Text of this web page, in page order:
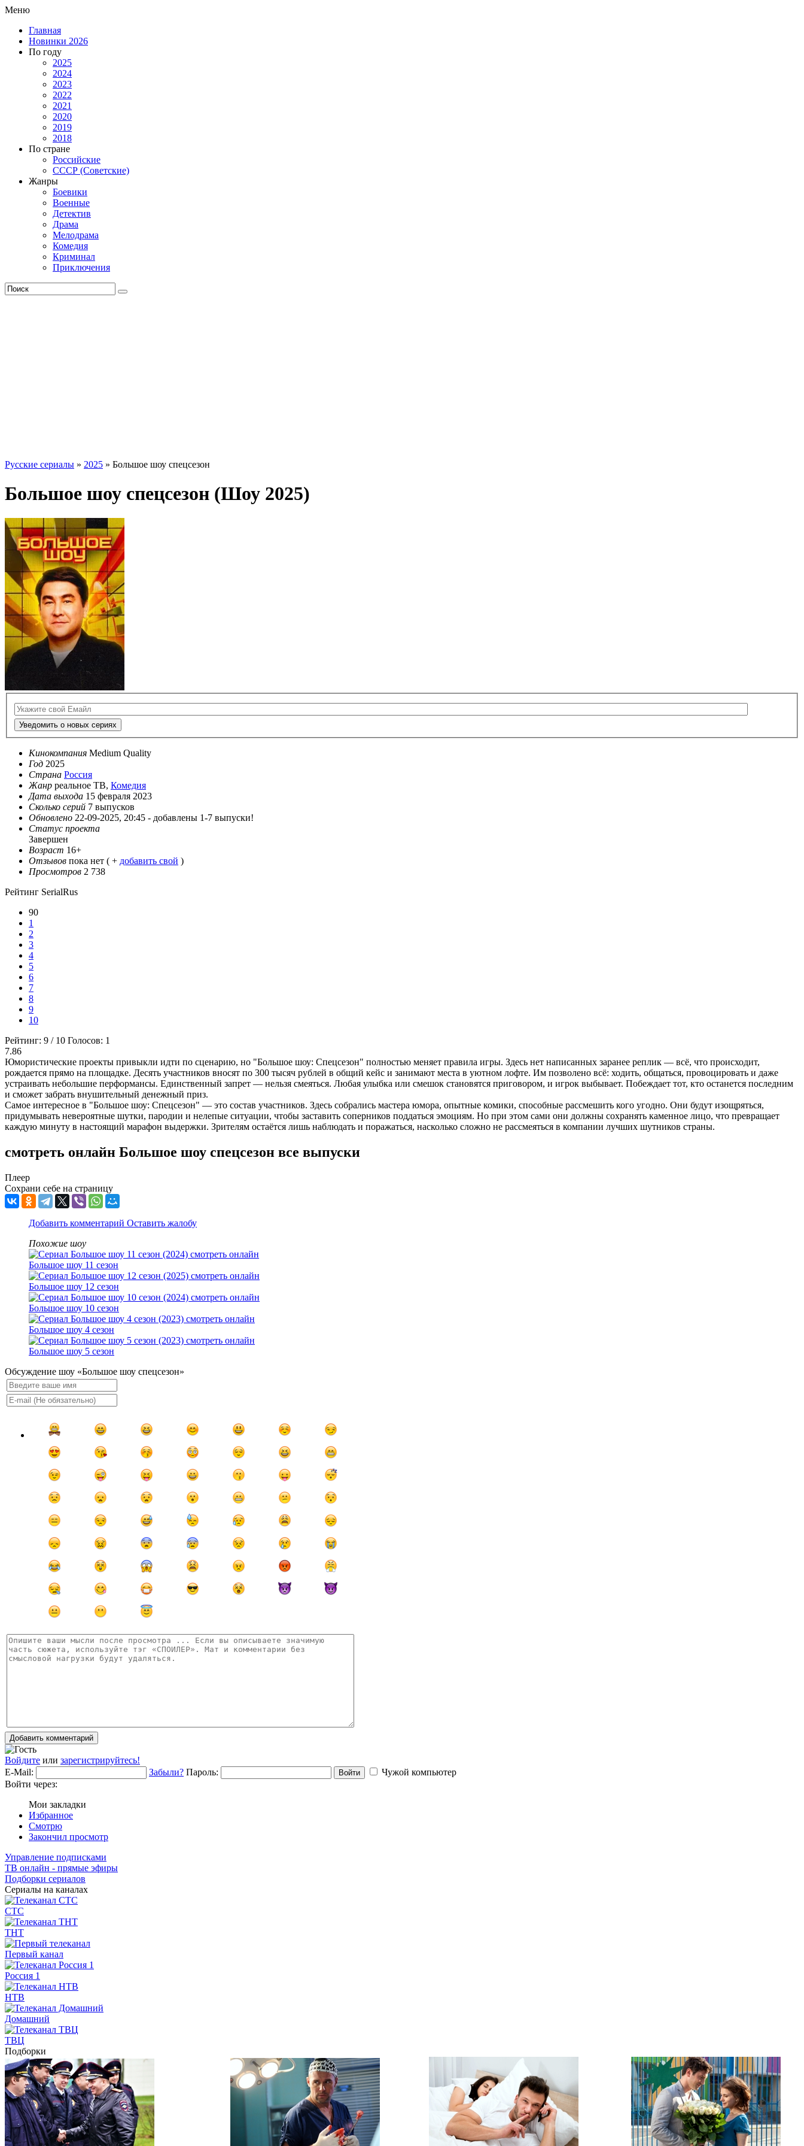
Меню
Главная
Новинки 2026
По году
2025
2024
2023
2022
2021
2020
2019
2018
По стране
Российские
СССР (Советские)
Жанры
Боевики
Военные
Детектив
Драма
Мелодрама
Комедия
Криминал
Приключения
Русские сериалы » 2025 » Большое шоу спецсезон
Большое шоу спецсезон (Шоу 2025)
Уведомить о новых сериях
Кинокомпания Medium Quality
Год 2025
Страна Россия
Жанр реальное ТВ, Комедия
Дата выхода 15 февраля 2023
Сколько серий 7 выпусков
Обновлено 22-09-2025, 20:45 - добавлены 1-7 выпуски!
Статус проекта
Завершен
Возраст 16+
Отзывов пока нет ( + добавить свой )
Просмотров 2 738
Рейтинг SerialRus
90
1
2
3
4
5
6
7
8
9
10
Рейтинг: 9 / 10 Голосов: 1
7.86
Юмористические проекты привыкли идти по сценарию, но "Большое шоу: Спецсезон" полностью меняет правила игры. Здесь нет написанных заранее реплик — всё, что происходит,
рождается прямо на площадке. Десять участников вносят по 300 тысяч рублей в общий кейс и занимают места в уютном лофте. Им позволено всё: ходить, общаться, провоцировать и даже
устраивать небольшие перформансы. Единственный запрет — нельзя смеяться. Любая улыбка или смешок становятся приговором, и игрок выбывает. Побеждает тот, кто останется последним
и сможет забрать внушительный денежный приз.
Самое интересное в "Большое шоу: Спецсезон" — это состав участников. Здесь собрались мастера юмора, опытные комики, способные рассмешить кого угодно. Они будут изощряться,
придумывать невероятные шутки, пародии и нелепые ситуации, чтобы заставить соперников поддаться эмоциям. Но при этом сами они должны сохранять каменное лицо, что превращает
каждую минуту в настоящий марафон выдержки. Зрителям остаётся лишь наблюдать и поражаться, насколько сложно не рассмеяться в компании лучших шутников страны.
смотреть онлайн Большое шоу спецсезон все выпуски
Плеер
Сохрани себе на страницу
Добавить комментарий Оставить жалобу
Похожие шоу
Большое шоу 11 сезон
Большое шоу 12 сезон
Большое шоу 10 сезон
Большое шоу 4 сезон
Большое шоу 5 сезон
Обсуждение шоу «Большое шоу спецсезон»
Добавить комментарий
Войдите или зарегистрируйтесь!
E-Mail:
Забыли? Пароль: Войти
Чужой компьютер
Войти через:
Мои закладки
Избранное
Смотрю
Закончил просмотр
Управление подписками
ТВ онлайн - прямые эфиры
Подборки сериалов
Сериалы на каналах
СТС
ТНТ
Первый канал
Россия 1
НТВ
Домашний
ТВЦ
Подборки